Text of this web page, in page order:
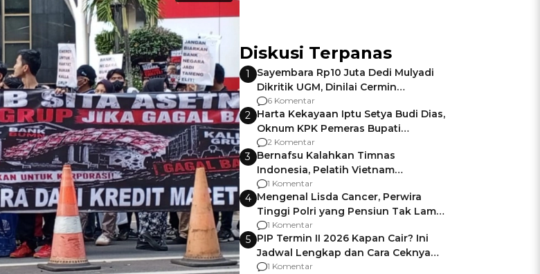
Diskusi Terpanas
1
Sayembara Rp10 Juta Dedi Mulyadi
Dikritik UGM, Dinilai Cermin
Gagalnya Negara Jamin Keamanan
6 Komentar
2 Harta Kekayaan Iptu Setya Budi Dias,
Oknum KPK Pemeras Bupati
Pemalang
2 Komentar
3 Bernafsu Kalahkan Timnas
Indonesia, Pelatih Vietnam
Berencana Pakai Jimat di Pakansari
1 Komentar
4 Mengenal Lisda Cancer, Perwira
Tinggi Polri yang Pensiun Tak Lama
Usai Jadi Brigjen
1 Komentar
5 PIP Termin II 2026 Kapan Cair? Ini
Jadwal Lengkap dan Cara Ceknya
agar Dana Tidak Hangus!
1 Komentar